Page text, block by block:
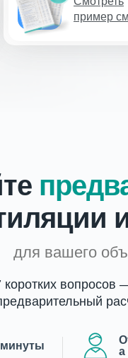
пример
для вашего
коротких вопросов
минуты
а